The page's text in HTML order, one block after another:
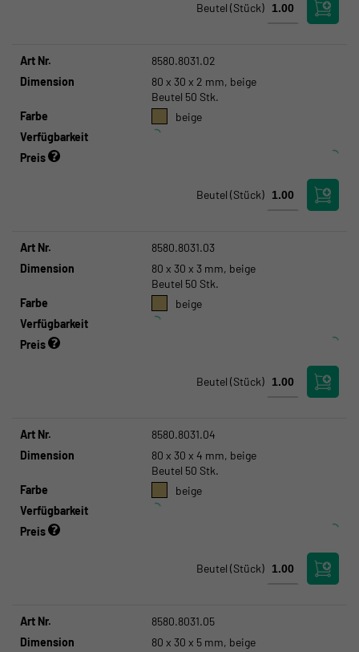
Beutel (Stück)
Art Nr.
8580.8031.02
Dimension
80 x 30 x 2 mm, beige
Beutel 50 Stk.
Farbe
beige
Verfügbarkeit
Preis
Beutel (Stück)
Art Nr.
8580.8031.03
Dimension
80 x 30 x 3 mm, beige
Beutel 50 Stk.
Farbe
beige
Verfügbarkeit
Preis
Beutel (Stück)
Art Nr.
8580.8031.04
Dimension
80 x 30 x 4 mm, beige
Beutel 50 Stk.
Farbe
beige
Verfügbarkeit
Preis
Beutel (Stück)
Art Nr.
8580.8031.05
Dimension
80 x 30 x 5 mm, beige